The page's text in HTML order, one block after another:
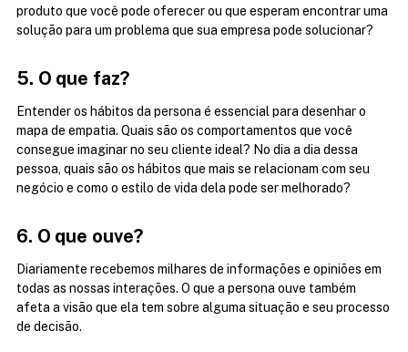
produto que você pode oferecer ou que esperam encontrar uma
solução para um problema que sua empresa pode solucionar?
5. O que faz?
Entender os hábitos da persona é essencial para desenhar o
mapa de empatia. Quais são os comportamentos que você
consegue imaginar no seu cliente ideal? No dia a dia dessa
pessoa, quais são os hábitos que mais se relacionam com seu
negócio e como o estilo de vida dela pode ser melhorado?
6. O que ouve?
Diariamente recebemos milhares de informações e opiniões em
todas as nossas interações. O que a persona ouve também
afeta a visão que ela tem sobre alguma situação e seu processo
de decisão.